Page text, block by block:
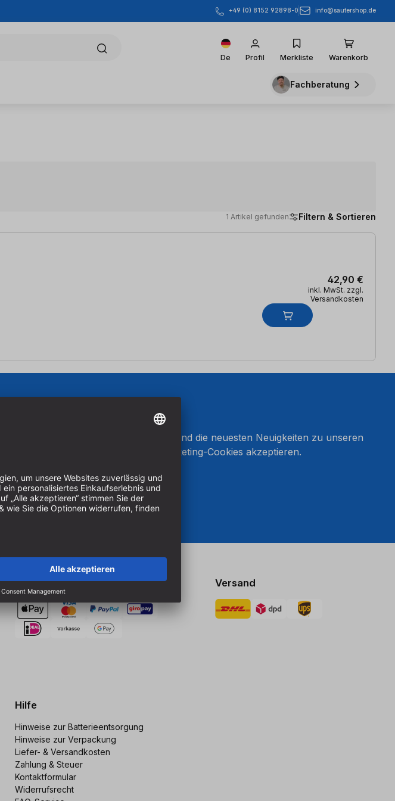
+49 (0) 8152 92898-0 info@sautershop.de
De Profil Merkliste Warenkorb
Fachberatung
1 Artikel gefunden Filtern & Sortieren
42,90 €
inkl. MwSt. zzgl.
Versandkosten
Um unseren Newsletter zu abonnieren und die neuesten Neuigkeiten zu unseren
Produkten zu erhalten, müssen Sie Marketing-Cookies akzeptieren.
Cookie-Einstellungen verwalten
Zahlung Versand
Hilfe
Hinweise zur Batterieentsorgung
Hinweise zur Verpackung
Liefer- & Versandkosten
Zahlung & Steuer
Kontaktformular
Widerrufsrecht